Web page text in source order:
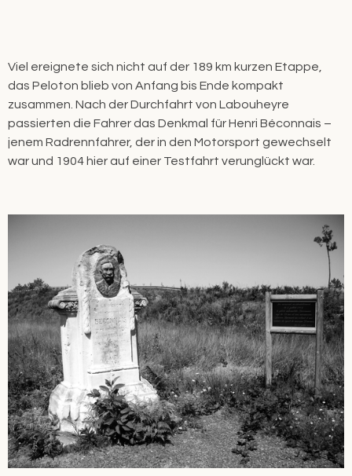
Viel ereignete sich nicht auf der 189 km kurzen Etappe,
das Peloton blieb von Anfang bis Ende kompakt
zusammen. Nach der Durchfahrt von Labouheyre
passierten die Fahrer das Denkmal für Henri Béconnais –
jenem Radrennfahrer, der in den Motorsport gewechselt
war und 1904 hier auf einer Testfahrt verunglückt war.